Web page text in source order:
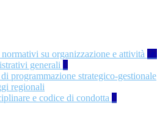
su organizzazione e attività 77
generali 3
programmazione strategico-gestionale
regionali
e codice di condotta 1